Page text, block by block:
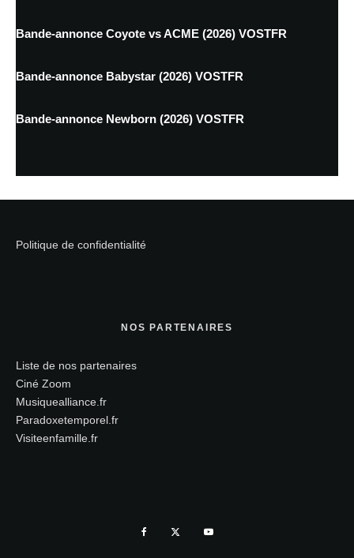
Bande-annonce Coyote vs ACME (2026) VOSTFR
Bande-annonce Babystar (2026) VOSTFR
Bande-annonce Newborn (2026) VOSTFR
Politique de confidentialité
NOS PARTENAIRES
Liste de nos partenaires
Ciné Zoom
Musiquealliance.fr
Paradoxetemporel.fr
Visiteenfamille.fr